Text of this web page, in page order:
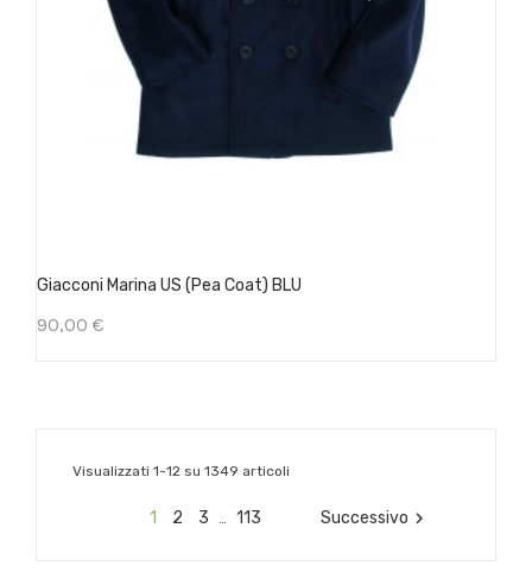
Giacconi Marina US (Pea Coat) BLU
90,00 €
Visualizzati 1-12 su 1349 articoli
1 2 3 … 113 Successivo 